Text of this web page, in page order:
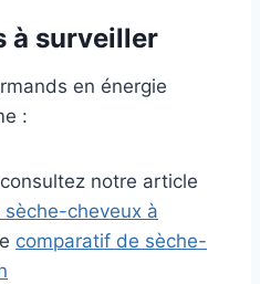
à surveiller
en énergie
:
notre article
cheveux à
comparatif de sèche-